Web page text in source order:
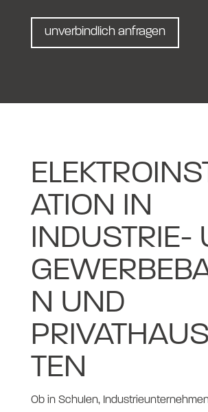
unverbindlich anfragen
ATION IN
INDUSTRIE-
N UND
TEN
Ob in Schulen,